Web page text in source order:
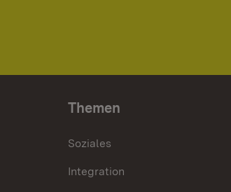
Themen
Soziales
Integration